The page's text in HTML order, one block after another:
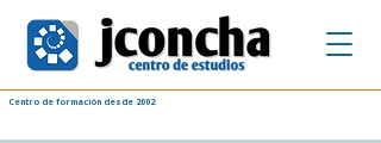
Centro de formación desde 2002